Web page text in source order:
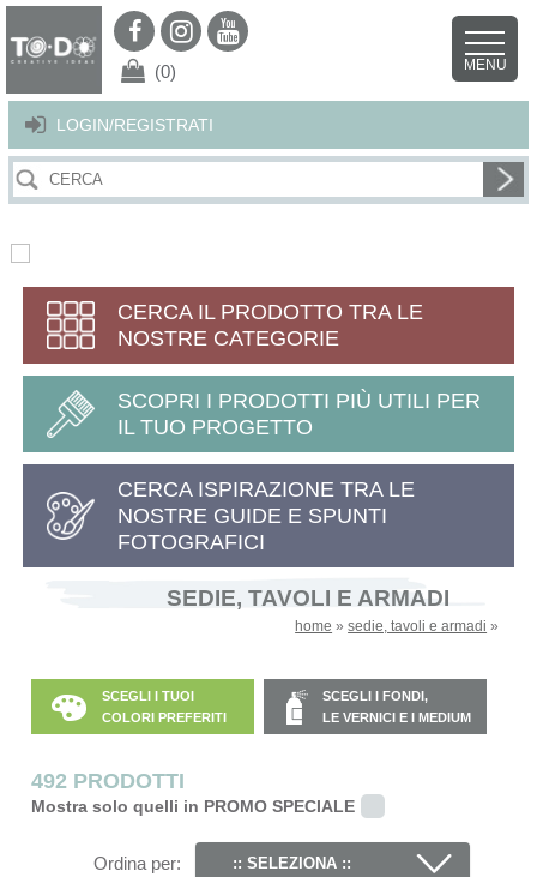
Per offrirti il miglior servizio possibile questo sito utilizza i cookies.
Continuando la navigazione nel sito autorizzi l’uso dei cookies. Per ulteriori
LOGIN/REGISTRATI
(0) MENU
CERCA IL PRODOTTO TRA LE
NOSTRE CATEGORIE
SCOPRI I PRODOTTI PIÙ UTILI PER
IL TUO PROGETTO
CERCA ISPIRAZIONE TRA LE
NOSTRE GUIDE E SPUNTI
FOTOGRAFICI
SEDIE, TAVOLI E ARMADI
home »sedie, tavoli e armadi »
SCEGLI I TUOI
COLORI PREFERITI
SCEGLI I FONDI,
LE VERNICI E I MEDIUM
492 PRODOTTI
Mostra solo quelli in PROMO SPECIALE
Ordina per: :: SELEZIONA ::